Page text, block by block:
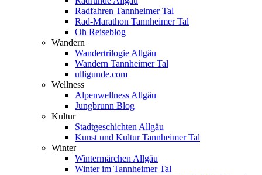
Radfahren Tannheimer Tal
Rad-Marathon Tannheimer Tal
Oh Reiseblog
Wandern
Wandertrilogie Allgäu
Wandern Tannheimer Tal
ulligunde.com
Wellness
Alpenwellness Allgäu
Jungbrunn Blog
Kultur
Stadtgeschichten Allgäu
Kunst und Kultur Tannheimer Tal
Winter
Wintermärchen Allgäu
Winter im Tannheimer Tal